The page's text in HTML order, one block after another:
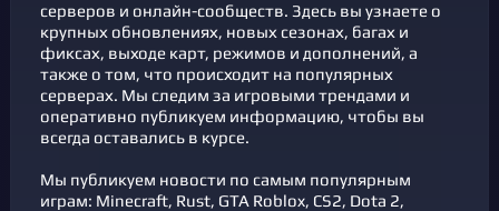
серверов и онлайн-сообществ. Здесь вы узнаете о
крупных обновлениях, новых сезонах, багах и
фикcах, выходе карт, режимов и дополнений, а
также о том, что происходит на популярных
серверах. Мы следим за игровыми трендами и
оперативно публикуем информацию, чтобы вы
всегда оставались в курсе.
Мы публикуем новости по самым популярным
играм: Minecraft, Rust, GTA Roblox, CS2, Dota 2,